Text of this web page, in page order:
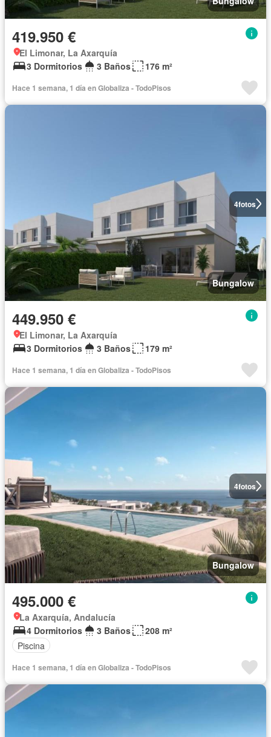
419.950 €
El Limonar, La Axarquía
3 Dormitorios
3 Baños 176 m²
Hace 1 semana, 1 día en Globaliza - TodoPisos
4fotos
Bungalow
449.950 €
El Limonar, La Axarquía
3 Dormitorios
3 Baños 179 m²
Hace 1 semana, 1 día en Globaliza - TodoPisos
4fotos
Bungalow
495.000 €
La Axarquía, Andalucía
4 Dormitorios
3 Baños
208 m²
Piscina
Hace 1 semana, 1 día en Globaliza - TodoPisos